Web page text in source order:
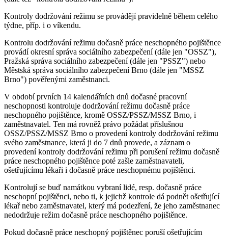
Kontroly dodržování režimu se provádějí pravidelně během celého
týdne, příp. i o víkendu.
Kontrolu dodržování režimu dočasně práce neschopného pojištěnce
provádí okresní správa sociálního zabezpečení (dále jen "OSSZ"),
Pražská správa sociálního zabezpečení (dále jen "PSSZ") nebo
Městská správa sociálního zabezpečení Brno (dále jen "MSSZ
Brno") pověřenými zaměstnanci.
V období prvních 14 kalendářních dnů dočasné pracovní
neschopnosti kontroluje dodržování režimu dočasně práce
neschopného pojištěnce, kromě OSSZ/PSSZ/MSSZ Brno, i
zaměstnavatel. Ten má rovněž právo požádat příslušnou
OSSZ/PSSZ/MSSZ Brno o provedení kontroly dodržování režimu
svého zaměstnance, která ji do 7 dnů provede, a záznam o
provedení kontroly dodržování režimu při porušení režimu dočasně
práce neschopného pojištěnce poté zašle zaměstnavateli,
ošetřujícímu lékaři i dočasně práce neschopnému pojištěnci.
Kontrolují se buď namátkou vybraní lidé, resp. dočasně práce
neschopní pojištěnci, nebo ti, k jejichž kontrole dá podnět ošetřující
lékař nebo zaměstnavatel, který má podezření, že jeho zaměstnanec
nedodržuje režim dočasně práce neschopného pojištěnce.
Pokud dočasně práce neschopný pojištěnec poruší ošetřujícím